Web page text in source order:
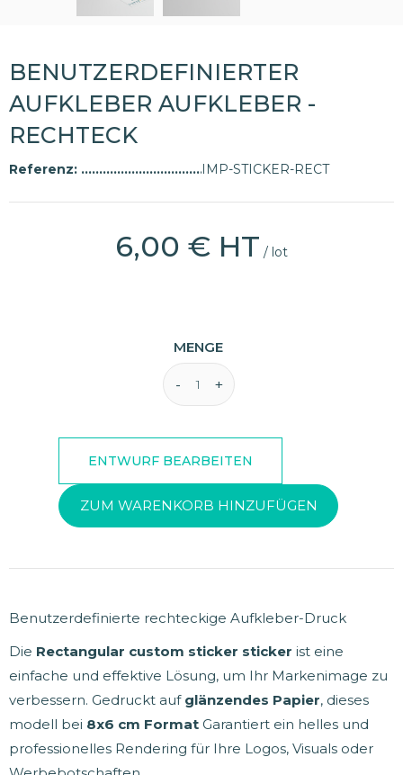
BENUTZERDEFINIERTER
AUFKLEBER AUFKLEBER -
RECHTECK
Referenz: IMP-STICKER-RECT
6,00 € HT / lot
MENGE
ZUM WARENKORB HINZUFÜGEN
Benutzerdefinierte rechteckige Aufkleber-Druck
Die Rectangular custom sticker sticker ist eine
einfache und effektive Lösung, um Ihr Markenimage zu
verbessern. Gedruckt auf glänzendes Papier, dieses
modell bei 8x6 cm Format Garantiert ein helles und
professionelles Rendering für Ihre Logos, Visuals oder